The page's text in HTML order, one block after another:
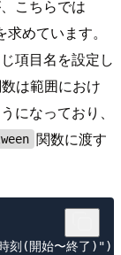
こちらでは
めています。
項目名を設定し
は範囲におけ
になっており、
関数に渡す